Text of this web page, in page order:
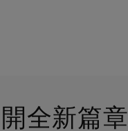
全新篇章
的世界